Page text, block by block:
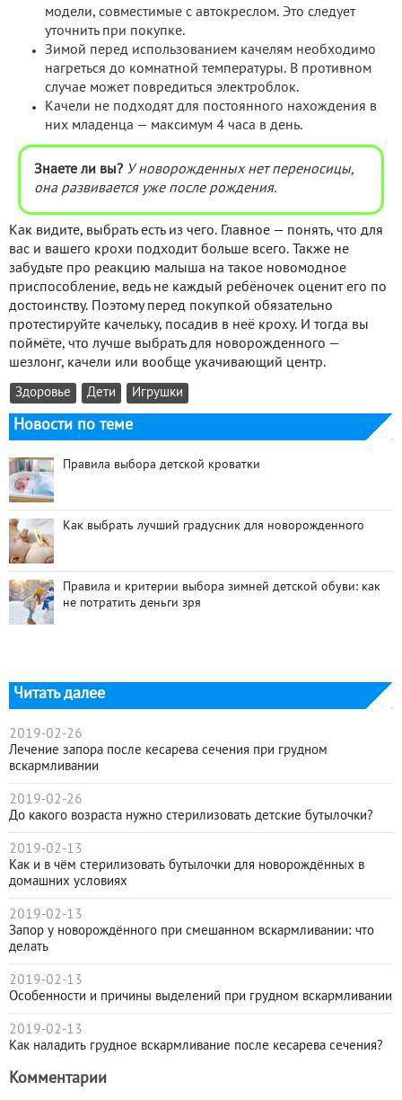
модели, совместимые с автокреслом. Это следует
уточнить при покупке.
Зимой перед использованием качелям необходимо
нагреться до комнатной температуры. В противном
случае может повредиться электроблок.
Качели не подходят для постоянного нахождения в
них младенца — максимум 4 часа в день.
Знаете ли вы? У новорожденных нет переносицы,
она развивается уже после рождения.
Как видите, выбрать есть из чего. Главное — понять, что для
вас и вашего крохи подходит больше всего. Также не
забудьте про реакцию малыша на такое новомодное
приспособление, ведь не каждый ребёночек оценит его по
достоинству. Поэтому перед покупкой обязательно
протестируйте качельку, посадив в неё кроху. И тогда вы
поймёте, что лучше выбрать для новорожденного —
шезлонг, качели или вообще укачивающий центр.
Здоровье Дети Игрушки
Новости по теме
Правила выбора детской кроватки
Как выбрать лучший градусник для новорожденного
Правила и критерии выбора зимней детской обуви: как
не потратить деньги зря
Читать далее
2019-02-26
Лечение запора после кесарева сечения при грудном
вскармливании
2019-02-26
До какого возраста нужно стерилизовать детские бутылочки?
2019-02-13
Как и в чём стерилизовать бутылочки для новорождённых в
домашних условиях
2019-02-13
Запор у новорождённого при смешанном вскармливании: что
делать
2019-02-13
Особенности и причины выделений при грудном вскармливании
2019-02-13
Как наладить грудное вскармливание после кесарева сечения?
Комментарии